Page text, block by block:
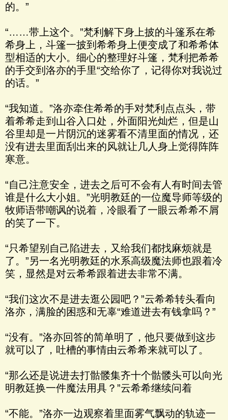
的。”
“……带上这个。”梵利解下身上披的斗篷系在希
希身上，斗篷一披到希希身上便变成了和希希体
型相适的大小。细心的整理好斗篷，梵利把希希
的手交到洛亦的手里“交给你了，记得你对我说过
的话。”
“我知道。”洛亦牵住希希的手对梵利点点头，带
着希希走到山谷入口处，外面阳光灿烂，但是山
谷里却是一片阴沉的迷雾看不清里面的情况，还
没有进去里面刮出来的风就让几人身上觉得阵阵
寒意。
“自己注意安全，进去之后可不会有人有时间去管
谁是什么大小姐。”光明教廷的一位魔导师等级的
牧师语带嘲讽的说着，冷眼看了一眼云希希不屑
的笑了一下。
“只希望别自己陷进去，又给我们都找麻烦就是
了。”另一名光明教廷的水系高级魔法师也跟着冷
笑，显然是对云希希跟着进去非常不满。
“我们这次不是进去逛公园吧？”云希希转头看向
洛亦，满脸的困惑和无辜“难道进去有钱拿吗？”
“没有。”洛亦回答的简单明了，他只要做到这步
就可以了，吐槽的事情由云希希来就可以了。
“那么还是说进去打骷髅集齐十个骷髅头可以向光
明教廷换一件魔法用具？”云希希继续问着
“不能。”洛亦一边观察着里面雾气飘动的轨迹一